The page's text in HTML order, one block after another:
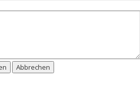
Abbrechen